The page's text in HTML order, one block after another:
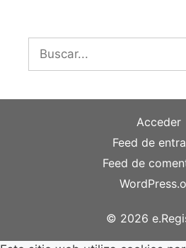
Acceder
Feed de
Feed de
© 2026